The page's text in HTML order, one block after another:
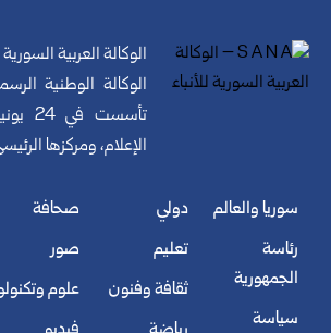
الوكالة العربية
الوكالة الوطنية
الإعلام، ومركزها
سوريا والعالم
رئاسة
الجمهورية
سياسة
دولي
تعليم
ثقافة وفنون
صحافة
صور
علوم